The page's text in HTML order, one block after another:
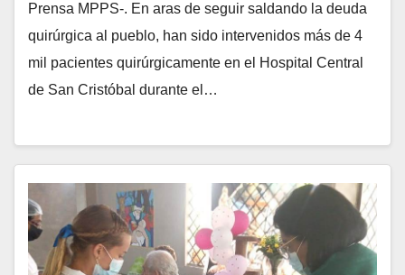
Prensa MPPS-. En aras de seguir saldando la deuda
quirúrgica al pueblo, han sido intervenidos más de 4
mil pacientes quirúrgicamente en el Hospital Central
de San Cristóbal durante el…